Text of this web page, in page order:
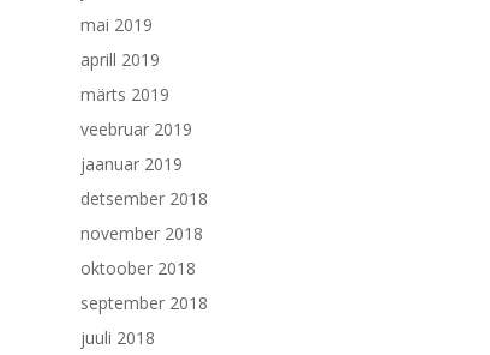
mai 2019
aprill 2019
märts 2019
veebruar 2019
jaanuar 2019
detsember 2018
november 2018
oktoober 2018
september 2018
juuli 2018